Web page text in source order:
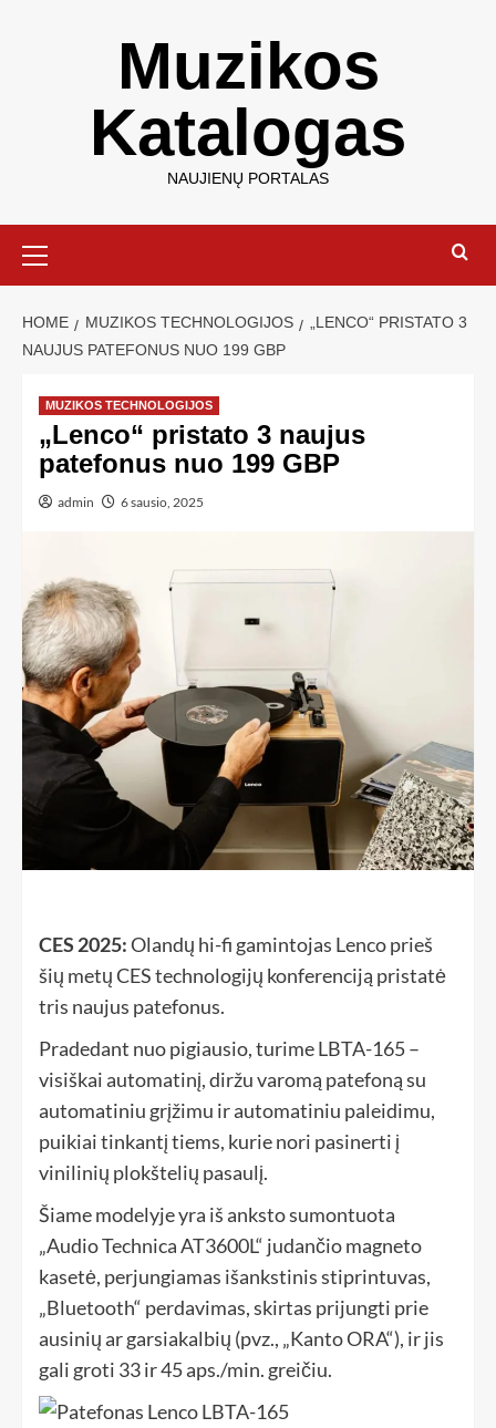
Muzikos
Katalogas
NAUJIENŲ PORTALAS
HOME MUZIKOS TECHNOLOGIJOS
„LENCO“ PRISTATO 3
NAUJUS PATEFONUS NUO 199 GBP
MUZIKOS TECHNOLOGIJOS
„Lenco“ pristato 3 naujus
patefonus nuo 199 GBP
admin 6 sausio, 2025
CES 2025:Olandų hi-fi gamintojas Lenco prieš
šių metų CES technologijų konferenciją pristatė
tris naujus patefonus.
Pradedant nuo pigiausio, turime LBTA-165 –
visiškai automatinį, diržu varomą patefoną su
automatiniu grįžimu ir automatiniu paleidimu,
puikiai tinkantį tiems, kurie nori pasinerti į
vinilinių plokštelių pasaulį.
Šiame modelyje yra iš anksto sumontuota
„Audio Technica AT3600L“ judančio magneto
kasetė, perjungiamas išankstinis stiprintuvas,
„Bluetooth“ perdavimas, skirtas prijungti prie
ausinių ar garsiakalbių (pvz., „Kanto ORA“), ir jis
gali groti 33 ir 45 aps./min. greičiu.